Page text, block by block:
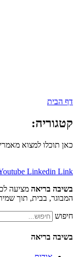
מאמרים ומידע
InstagramYoutube
מציעה לכם מעטפת
תוך שמירה על